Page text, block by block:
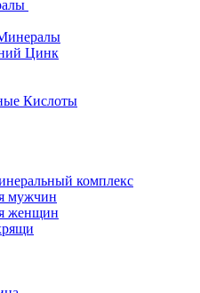
Цинк
Кислоты
комплекс
мужчин
женщин